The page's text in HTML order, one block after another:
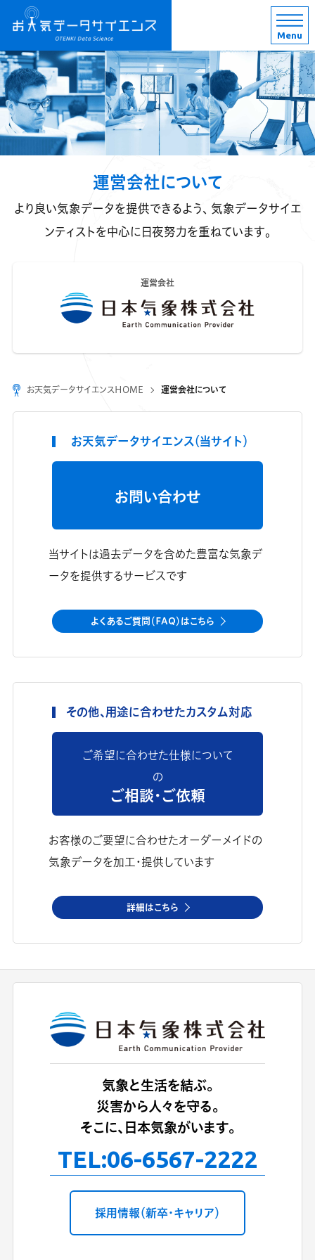
Menu
運営会社について
より良い気象データを提供できるよう、 気象データサイエ
ンティストを中心に日夜努力を重ねています。
運営会社
お天気データサイエンスHOME 運営会社について
お天気データサイエンス（当サイト）
お問い合わせ
当サイトは過去データを含めた豊富な気象デ
ータを提供するサービスです
よくあるご質問（FAQ）はこちら
その他、用途に合わせたカスタム対応
ご希望に合わせた仕様について
の
ご相談・ご依頼
お客様のご要望に合わせたオーダーメイドの
気象データを加工・提供しています
詳細はこちら
気象と生活を結ぶ。
災害から人々を守る。
そこに、日本気象がいます。
TEL:06-6567-2222
採用情報（新卒・キャリア）